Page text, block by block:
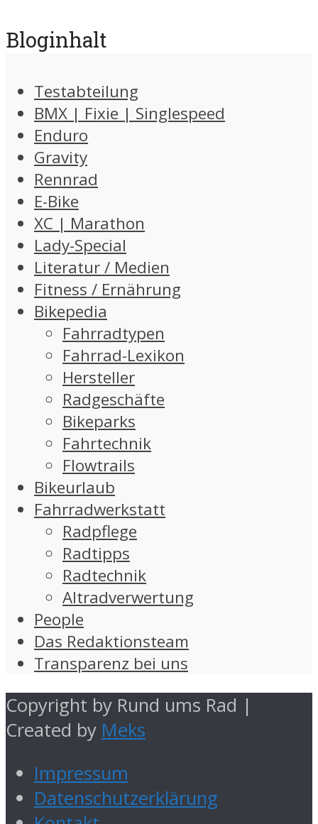
Bloginhalt
Testabteilung
BMX | Fixie | Singlespeed
Enduro
Gravity
Rennrad
E-Bike
XC | Marathon
Lady-Special
Literatur / Medien
Fitness / Ernährung
Bikepedia
Fahrradtypen
Fahrrad-Lexikon
Hersteller
Radgeschäfte
Bikeparks
Fahrtechnik
Flowtrails
Bikeurlaub
Fahrradwerkstatt
Radpflege
Radtipps
Radtechnik
Altradverwertung
People
Das Redaktionsteam
Transparenz bei uns
Copyright by Rund ums Rad |
Created by Meks
Impressum
Datenschutzerklärung